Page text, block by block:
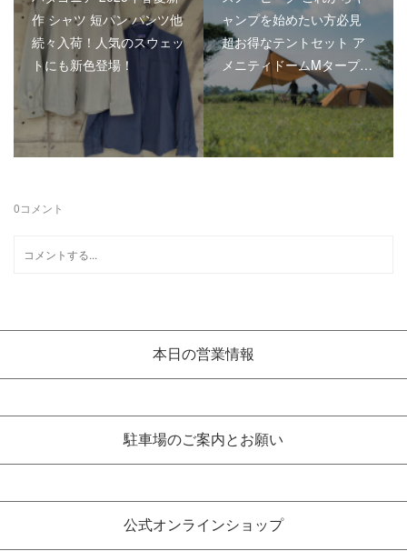
作 シャツ 短パン パンツ他
続々入荷！人気のスウェッ
トにも新色登場！
ャンプを始めたい方必見
超お得なテントセット ア
メニティドームMタープ…
0コメント
本日の営業情報
駐車場のご案内とお願い
公式オンラインショップ